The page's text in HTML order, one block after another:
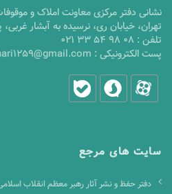
نشانی دفتر مرکزی معاونت املاک و
تهران، خیابان ری، نرسیده به آبشار غربی،
تلفن : 021 33 54 98 08
پست الکترونیکی :
سایت های مرجع
دفتر حفظ و نشر آثار رهبر معظم انقلاب